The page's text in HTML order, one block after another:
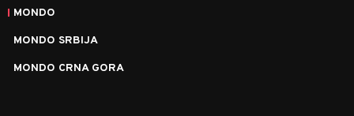
MONDO
MONDO SRBIJA
MONDO CRNA GORA